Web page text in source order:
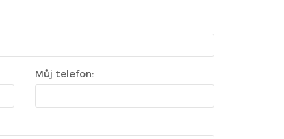
Můj telefon: